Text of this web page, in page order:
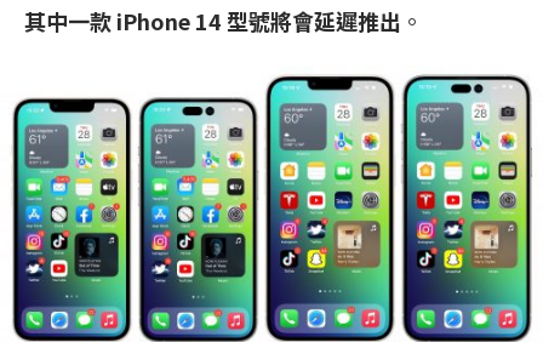
其中一款 iPhone 14 型號將會延遲推出 。